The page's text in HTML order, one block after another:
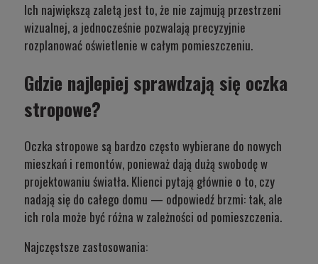
Ich największą zaletą jest to, że nie zajmują przestrzeni
wizualnej, a jednocześnie pozwalają precyzyjnie
rozplanować oświetlenie w całym pomieszczeniu.
Gdzie najlepiej sprawdzają się oczka
stropowe?
Oczka stropowe są bardzo często wybierane do nowych
mieszkań i remontów, ponieważ dają dużą swobodę w
projektowaniu światła. Klienci pytają głównie o to, czy
nadają się do całego domu — odpowiedź brzmi: tak, ale
ich rola może być różna w zależności od pomieszczenia.
Najczęstsze zastosowania: